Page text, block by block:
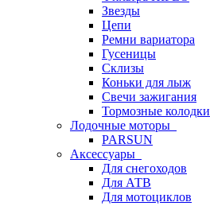
Звезды
Цепи
Ремни вариатора
Гусеницы
Склизы
Коньки для лыж
Свечи зажигания
Тормозные колодки
Лодочные моторы
PARSUN
Аксессуары
Для снегоходов
Для АТВ
Для мотоциклов